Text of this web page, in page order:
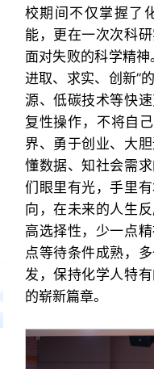
校期间不仅掌握了
能，更在一次次科
面对失败的科学精神
进取、求实、创新”
源、低碳技术等快
复性操作，不将自
界、勇于创业、大
懂数据、知社会需
们眼里有光，手里
向，在未来的人生
高选择性，少一点
点等待条件成熟，
发，保持化学人特
的崭新篇章。